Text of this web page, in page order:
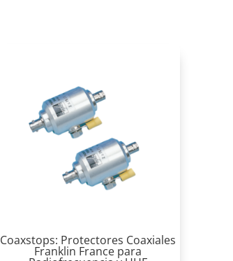
Coaxstops: Protectores Coaxiales
Franklin France para